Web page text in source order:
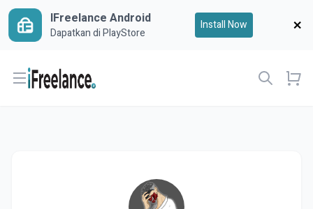
IFreelance Android
Dapatkan di PlayStore
Install Now
Open menu